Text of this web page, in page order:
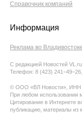
Справочник компаний
Информация
Реклама во Владивостоке
С редакцией Новостей
Телефон: 8 (423)
© ООО «ВЛ Новости», ИНН
При любом использовании
Цитирование в Интернете
публикацию, материалы из